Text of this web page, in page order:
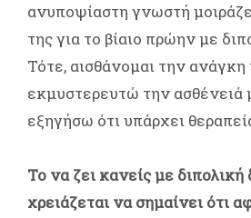
ανυποψίαστη γνωστή
της για το βίαιο πρώην με
Τότε, αισθάνομαι την ανάγκη
εκμυστερευτώ την ασθένειά
εξηγήσω ότι υπάρχει
Το να ζει κανείς με
χρειάζεται να σημαίνει ότι